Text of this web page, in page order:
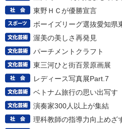
東野ＨＣが優勝宣言
ボーイズリーグ選抜愛知県
渥美の美しさ再発見
パーチメントクラフト
東三河ひと街百景原画展
レディース写真展Part.7
ベトナム旅行の思い出写す
演奏家300人以上が集結
理科教師の指導力向上めざ